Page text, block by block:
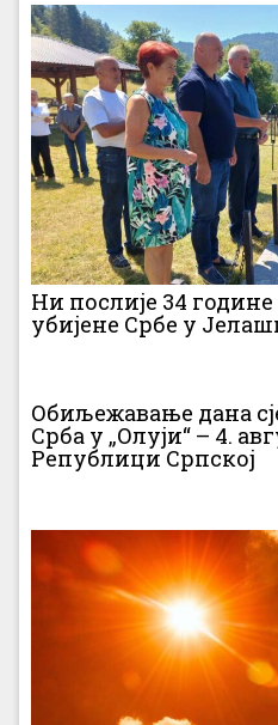
Ни послије 34
убијене Србе у
Обиљежавање дана
Срба у „Олуји“ – 4.
Републици Српској